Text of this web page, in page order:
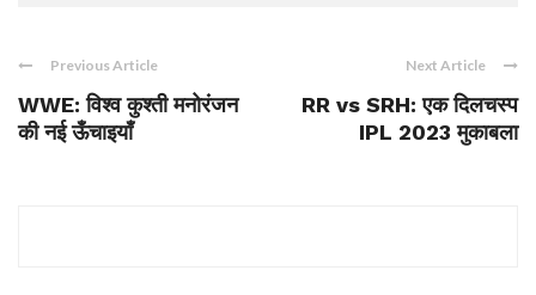
Previous Article
WWE: विश्व कुश्ती मनोरंजन
की नई ऊँचाइयाँ
Next Article
RR vs SRH: एक दिलचस्प
IPL 2023 मुकाबला